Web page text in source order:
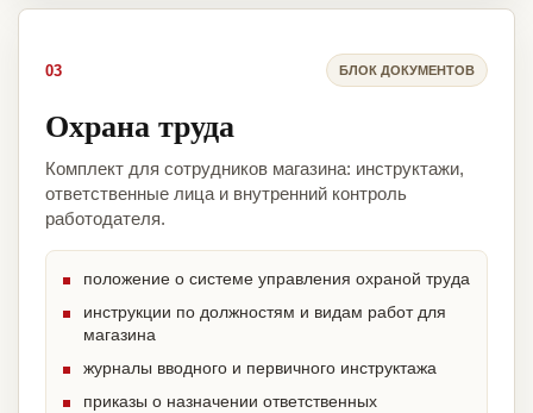
03 БЛОК ДОКУМЕНТОВ
Охрана труда
Комплект для сотрудников магазина: инструктажи,
ответственные лица и внутренний контроль
работодателя.
положение о системе управления охраной труда
инструкции по должностям и видам работ для
магазина
журналы вводного и первичного инструктажа
приказы о назначении ответственных